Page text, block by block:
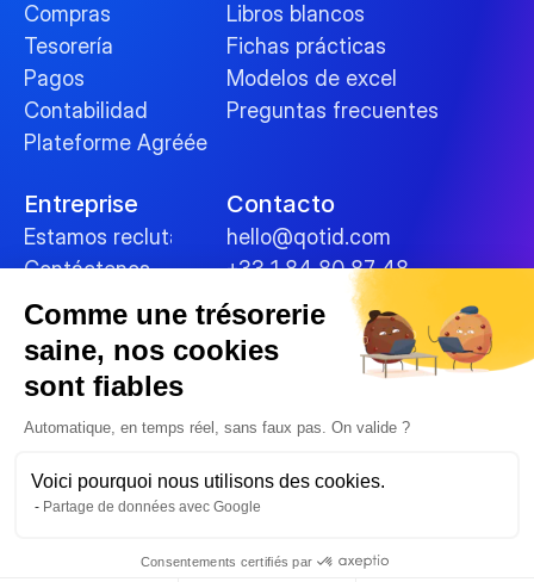
Comme une trésorerie
saine, nos cookies
sont fiables
Automatique, en temps réel, sans faux pas. On valide ?
Voici pourquoi nous utilisons des cookies.
Partage de données avec Google
Consentements certifiés par
Compras
Tesorería
Pagos
Contabilidad
Plateforme Agréée
Libros blancos
Fichas prácticas
Modelos de excel
Preguntas frecuentes
Entreprise
Estamos reclutando
Contáctenos
Contacto
hello@qotid.com
+33 1 84 80 87 48
Políticas
Términos y condiciones
Mentions légales
Galletas
Política de privacidad
© 2025